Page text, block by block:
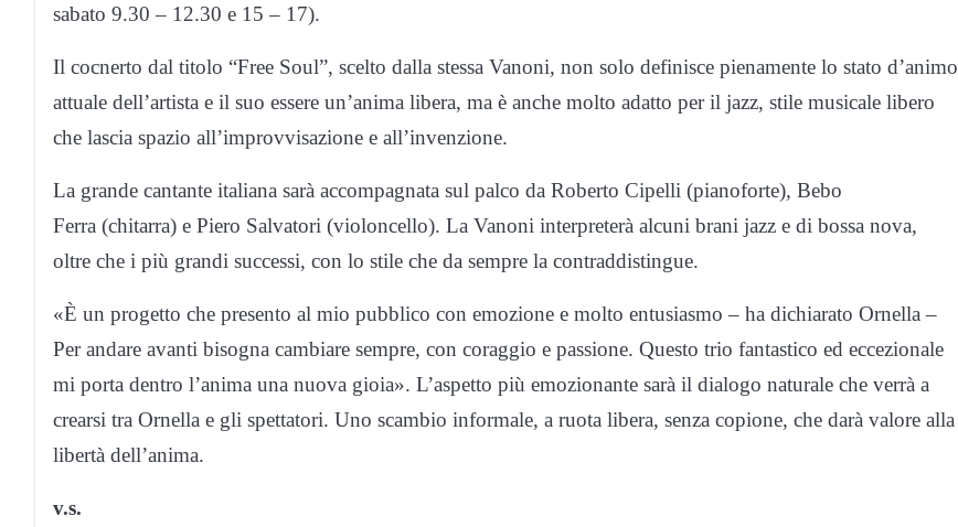
sabato 9.30 – 12.30 e 15 – 17).
Il cocnerto dal titolo “Free Soul”, scelto dalla stessa Vanoni, non solo definisce pienamente lo stato d’animo
attuale dell’artista e il suo essere un’anima libera, ma è anche molto adatto per il jazz, stile musicale libero
che lascia spazio all’improvvisazione e all’invenzione.
La grande cantante italiana sarà accompagnata sul palco da Roberto Cipelli (pianoforte), Bebo
Ferra (chitarra) e Piero Salvatori (violoncello). La Vanoni interpreterà alcuni brani jazz e di bossa nova,
oltre che i più grandi successi, con lo stile che da sempre la contraddistingue.
«È un progetto che presento al mio pubblico con emozione e molto entusiasmo – ha dichiarato Ornella –
Per andare avanti bisogna cambiare sempre, con coraggio e passione. Questo trio fantastico ed eccezionale
mi porta dentro l’anima una nuova gioia». L’aspetto più emozionante sarà il dialogo naturale che verrà a
crearsi tra Ornella e gli spettatori. Uno scambio informale, a ruota libera, senza copione, che darà valore alla
libertà dell’anima.
v.s.